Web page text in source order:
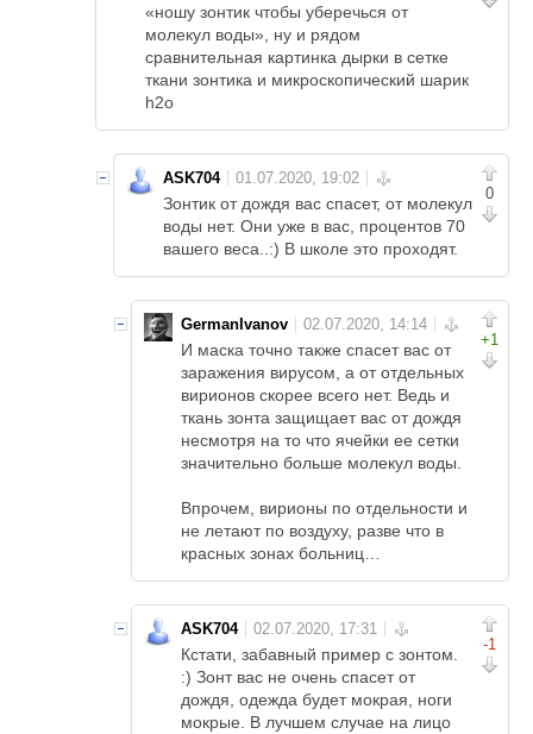
«ношу зонтик чтобы уберечься от
молекул воды», ну и рядом
сравнительная картинка дырки в сетке
ткани зонтика и микроскопический шарик
h2o
0
ASK704
Зонтик от дождя вас спасет, от молекул
воды нет. Они уже в вас, процентов 70
вашего веса..:) В школе это проходят.
+1
GermanIvanov
И маска точно также спасет вас от
заражения вирусом, а от отдельных
вирионов скорее всего нет. Ведь и
ткань зонта защищает вас от дождя
несмотря на то что ячейки ее сетки
значительно больше молекул воды.
Впрочем, вирионы по отдельности и
не летают по воздуху, разве что в
красных зонах больниц…
-1
ASK704
Кстати, забавный пример с зонтом.
:) Зонт вас не очень спасет от
дождя, одежда будет мокрая, ноги
мокрые. В лучшем случае на лицо